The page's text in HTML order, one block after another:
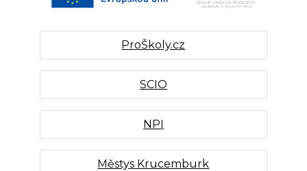
ProŠkoly.cz
SCIO
NPI
Městys Krucemburk